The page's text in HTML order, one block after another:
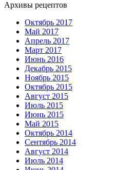
Архивы рецептов
Октябрь 2017
Май 2017
Апрель 2017
Март 2017
Июнь 2016
Декабрь 2015
Ноябрь 2015
Октябрь 2015
Август 2015
Июль 2015
Июнь 2015
Май 2015
Октябрь 2014
Сентябрь 2014
Август 2014
Июль 2014